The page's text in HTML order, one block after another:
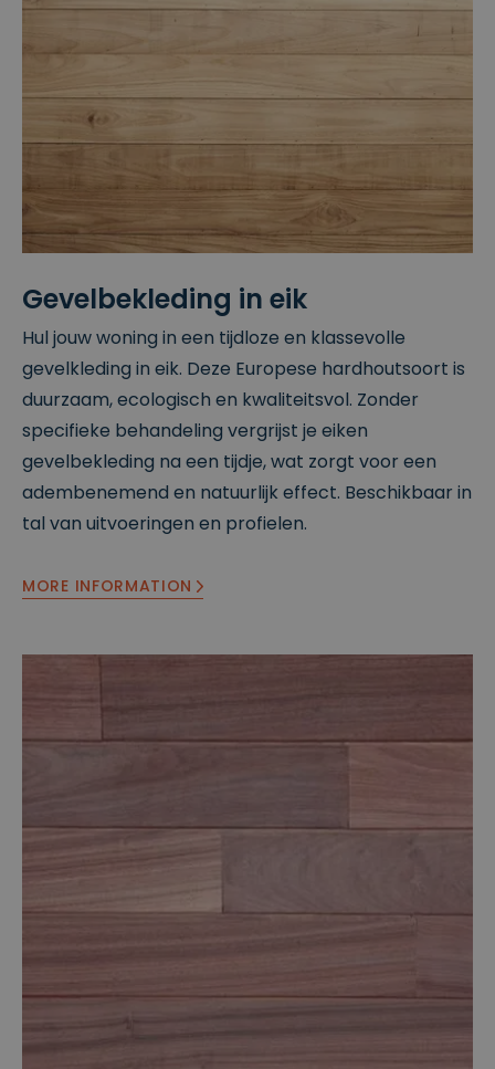
Gevelbekleding in eik
Hul jouw woning in een tijdloze en klassevolle
gevelkleding in eik. Deze Europese hardhoutsoort is
duurzaam, ecologisch en kwaliteitsvol. Zonder
specifieke behandeling vergrijst je eiken
gevelbekleding na een tijdje, wat zorgt voor een
adembenemend en natuurlijk effect. Beschikbaar in
tal van uitvoeringen en profielen.
MORE INFORMATION